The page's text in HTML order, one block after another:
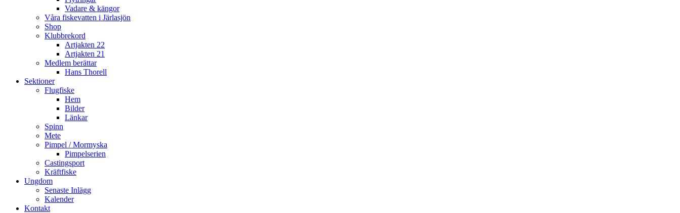
Vadare & kängor
Våra fiskevatten i Järlasjön
Shop
Klubbrekord
Artjakten 22
Artjakten 21
Medlem berättar
Hans Thorell
Sektioner
Flugfiske
Hem
Bilder
Länkar
Spinn
Mete
Pimpel / Mormyska
Pimpelserien
Castingsport
Kräftfiske
Ungdom
Senaste Inlägg
Kalender
Kontakt